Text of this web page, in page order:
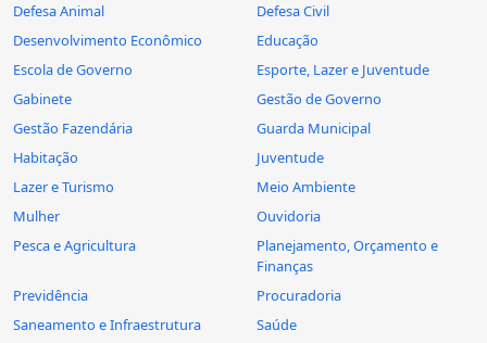
Defesa Animal
Defesa Civil
Desenvolvimento Econômico
Educação
Escola de Governo
Esporte, Lazer e Juventude
Gabinete
Gestão de Governo
Gestão Fazendária
Guarda Municipal
Habitação
Juventude
Lazer e Turismo
Meio Ambiente
Mulher
Ouvidoria
Pesca e Agricultura
Planejamento, Orçamento e
Finanças
Previdência
Procuradoria
Saneamento e Infraestrutura
Saúde